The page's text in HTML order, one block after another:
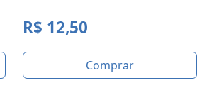
R$ 12,50
Comprar